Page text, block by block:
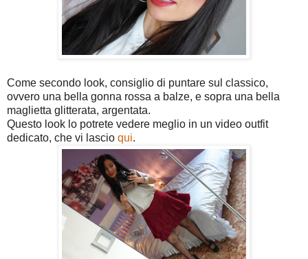
Come secondo look, consiglio di puntare sul classico,
ovvero una bella gonna rossa a balze, e sopra una bella
maglietta glitterata, argentata.
Questo look lo potrete vedere meglio in un video outfit
dedicato, che vi lascio qui.